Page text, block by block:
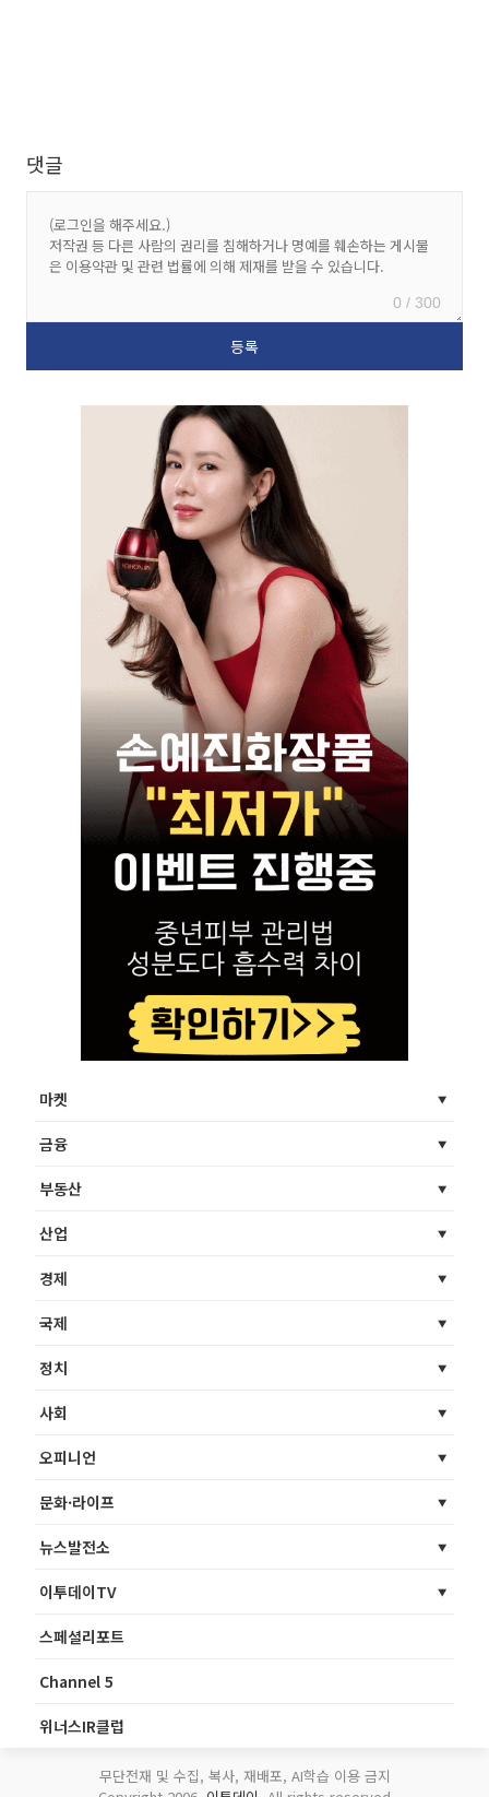
댓글
0 / 300
마켓
금융
부동산
산업
경제
국제
정치
사회
오피니언
문화·라이프
뉴스발전소
이투데이TV
스페셜리포트
Channel 5
위너스IR클럽
무단전재 및 수집, 복사, 재배포, AI학습 이용 금지